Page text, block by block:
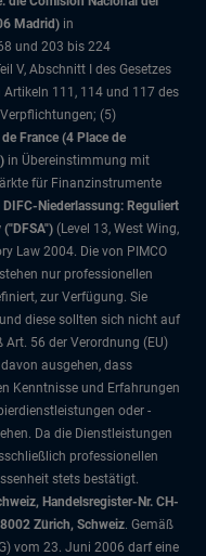
Madrid) in
und 203 bis 224
V, Abschnitt I des Gesetzes
111, 114 und 117 des
(5)
France (4 Place de
in Übereinstimmung mit
für Finanzinstrumente
DIFC-Niederlassung: Reguliert
(Level 13, West Wing,
Law 2004. Die von PIMCO
nur professionellen
zur Verfügung. Sie
diese sollten sich nicht auf
56 der Verordnung (EU)
ausgehen, dass
Kenntnisse und Erfahrungen
oder -
Da die Dienstleistungen
professionellen
stets bestätigt.
Handelsregister-Nr. CH-
Zürich, Schweiz. Gemäß
vom 23. Juni 2006 darf eine